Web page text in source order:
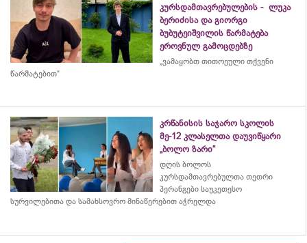
კურსდამთავრებულების - ლუკა
ბერიძისა და გიორგი
ბუბუტეიშვილის წარმატება
ეროვნულ გამოცდებზე
„ვამაყობთ თითოეული თქვენი
წარმატებით“
კრწანისის საჯარო სკოლის
მე-12 კლასელთა დაუვიწყარი
„ბოლო ზარი“
დღის ბოლოს
კურსდამთავრებულთა თეთრი
პერანგები საუკეთესო
სურვილებითა და სამახსოვრო მინაწერებით აჭრელდა